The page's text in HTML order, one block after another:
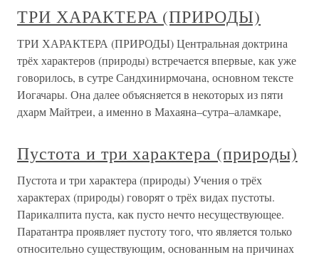
ТРИ ХАРАКТЕРА (ПРИРОДЫ)
ТРИ ХАРАКТЕРА (ПРИРОДЫ) Центральная доктрина
трёх характеров (природы) встречается впервые, как уже
говорилось, в сутре Сандхинирмочана, основном тексте
Иогачары. Она далее объясняется в некоторых из пяти
дхарм Майтреи, а именно в Махаяна–сутра–аламкаре,
Пустота и три характера (природы)
Пустота и три характера (природы) Учения о трёх
характерах (природы) говорят о трёх видах пустоты.
Парикалпита пуста, как пусто нечто несуществующее.
Паратантра проявляет пустоту того, что является только
относительно существующим, основанным на причинах